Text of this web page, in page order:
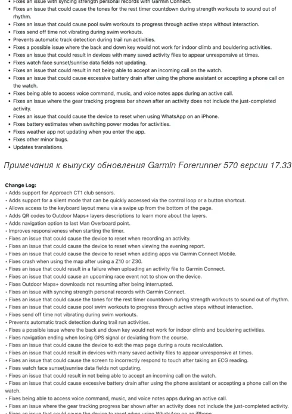
Примечания к выпуску обновления Garmin Forerunner 570 версии 17.33